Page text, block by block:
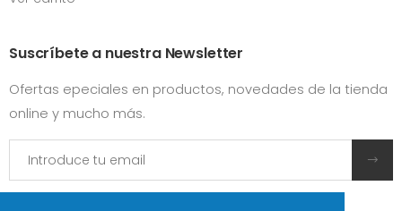
Suscríbete a nuestra Newsletter
Ofertas epeciales en productos, novedades de la tienda
online y mucho más.